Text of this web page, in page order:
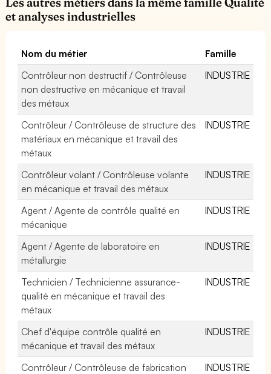
et analyses industrielles
Nom du métier
Famille
Contrôleur non destructif / Contrôleuse
non destructive en mécanique et travail
des métaux
INDUSTRIE
Contrôleur / Contrôleuse de structure des
matériaux en mécanique et travail des
métaux
INDUSTRIE
Contrôleur volant / Contrôleuse volante
en mécanique et travail des métaux
INDUSTRIE
Agent / Agente de contrôle qualité en
mécanique
INDUSTRIE
Agent / Agente de laboratoire en
métallurgie
INDUSTRIE
Technicien / Technicienne assurance-
qualité en mécanique et travail des
métaux
INDUSTRIE
Chef d'équipe contrôle qualité en
mécanique et travail des métaux
INDUSTRIE
Contrôleur / Contrôleuse de fabrication
INDUSTRIE